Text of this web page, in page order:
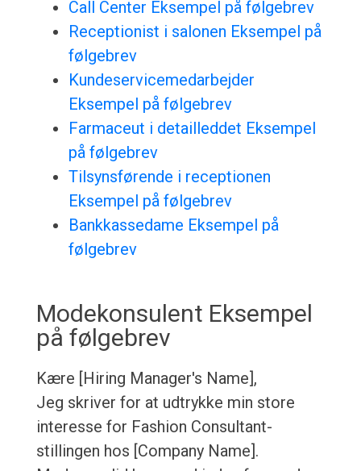
Call Center Eksempel på følgebrev
Receptionist i salonen Eksempel på
følgebrev
Kundeservicemedarbejder
Eksempel på følgebrev
Farmaceut i detailleddet Eksempel
på følgebrev
Tilsynsførende i receptionen
Eksempel på følgebrev
Bankkassedame Eksempel på
følgebrev
Modekonsulent Eksempel
på følgebrev
Kære [Hiring Manager's Name],
Jeg skriver for at udtrykke min store
interesse for Fashion Consultant-
stillingen hos [Company Name].